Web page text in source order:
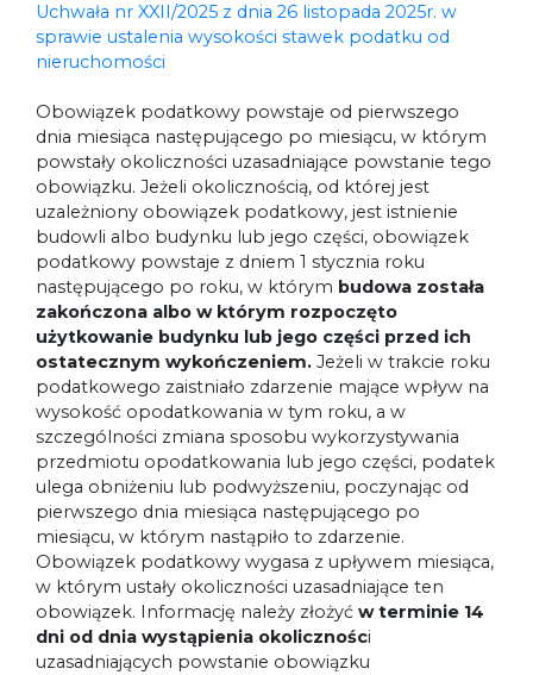
Uchwała nr XXII/2025 z dnia 26 listopada 2025r. w
sprawie ustalenia wysokości stawek podatku od
nieruchomości
Obowiązek podatkowy powstaje od pierwszego
dnia miesiąca następującego po miesiącu, w którym
powstały okoliczności uzasadniające powstanie tego
obowiązku. Jeżeli okolicznością, od której jest
uzależniony obowiązek podatkowy, jest istnienie
budowli albo budynku lub jego części, obowiązek
podatkowy powstaje z dniem 1 stycznia roku
następującego po roku, w którym budowa została
zakończona albo w którym rozpoczęto
użytkowanie budynku lub jego części przed ich
ostatecznym wykończeniem. Jeżeli w trakcie roku
podatkowego zaistniało zdarzenie mające wpływ na
wysokość opodatkowania w tym roku, a w
szczególności zmiana sposobu wykorzystywania
przedmiotu opodatkowania lub jego części, podatek
ulega obniżeniu lub podwyższeniu, poczynając od
pierwszego dnia miesiąca następującego po
miesiącu, w którym nastąpiło to zdarzenie.
Obowiązek podatkowy wygasa z upływem miesiąca,
w którym ustały okoliczności uzasadniające ten
obowiązek. Informację należy złożyć w terminie 14
dni od dnia wystąpienia okoliczności
uzasadniających powstanie obowiązku